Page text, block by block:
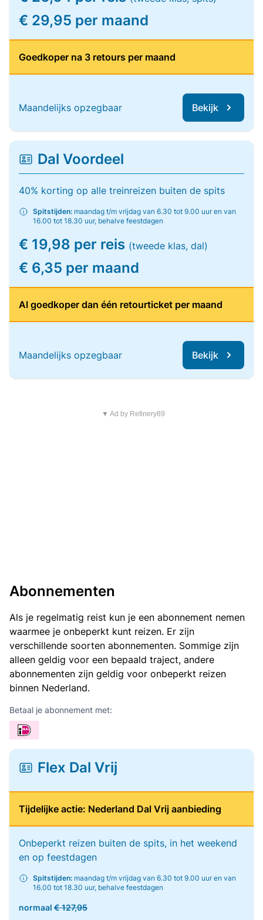
€ 29,95 per maand
Goedkoper na 3 retours per maand
Maandelijks opzegbaar Bekijk
Dal Voordeel
40% korting op alle treinreizen buiten de spits
Spitstijden: maandag t/m vrijdag van 6.30 tot 9.00 uur en van
16.00 tot 18.30 uur, behalve feestdagen
€ 19,98 per reis (tweede klas, dal)
€ 6,35 per maand
Al goedkoper dan één retourticket per maand
Maandelijks opzegbaar Bekijk
▼ Ad by Refinery89
Abonnementen
Als je regelmatig reist kun je een abonnement nemen
waarmee je onbeperkt kunt reizen. Er zijn
verschillende soorten abonnementen. Sommige zijn
alleen geldig voor een bepaald traject, andere
abonnementen zijn geldig voor onbeperkt reizen
binnen Nederland.
Betaal je abonnement met:
Flex Dal Vrij
Tijdelijke actie: Nederland Dal Vrij aanbieding
Onbeperkt reizen buiten de spits, in het weekend
en op feestdagen
Spitstijden: maandag t/m vrijdag van 6.30 tot 9.00 uur en van
16.00 tot 18.30 uur, behalve feestdagen
normaal € 127,95